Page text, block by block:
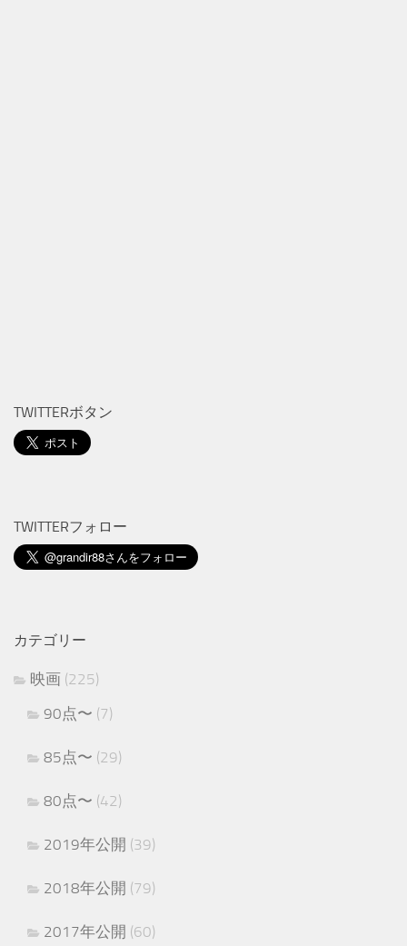
TWITTERボタン
TWITTERフォロー
カテゴリー
映画 (225)
90点〜 (7)
85点〜 (29)
80点〜 (42)
2019年公開 (39)
2018年公開 (79)
2017年公開 (60)